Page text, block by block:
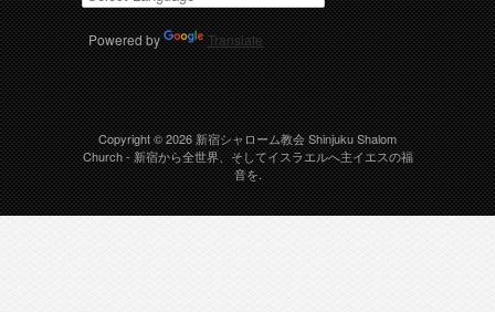
Powered by Translate
Copyright © 2026新宿シャローム教会 Shinjuku Shalom
Church- 新宿から全世界、そしてイスラエルへ主イエスの福
音を.